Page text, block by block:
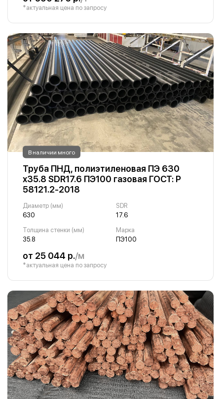
*актуальная цена по запросу
В наличии много
Труба ПНД, полиэтиленовая ПЭ 630
х35.8 SDR17.6 ПЭ100 газовая ГОСТ: Р
58121.2-2018
Диаметр (мм)
630
SDR
17.6
Толщина стенки (мм)
35.8
Марка
ПЭ100
от 25 044 р./м
*актуальная цена по запросу